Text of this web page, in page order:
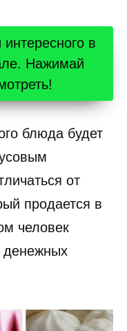
в
Нажимай
блюда будет
от
продается в
человек
денежных